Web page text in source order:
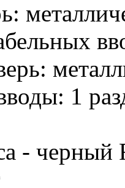
1
- черный